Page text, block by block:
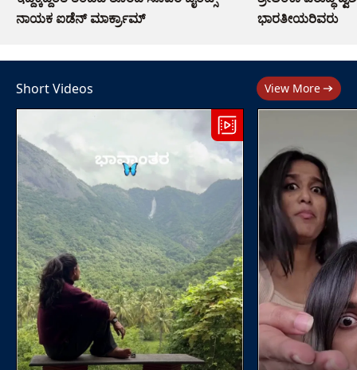
ನಾಯಕ ಐಡೆನ್ ಮಾರ್ಕ್ರಾಮ್
ಭಾರತೀಯರಿವರು
Short Videos View More